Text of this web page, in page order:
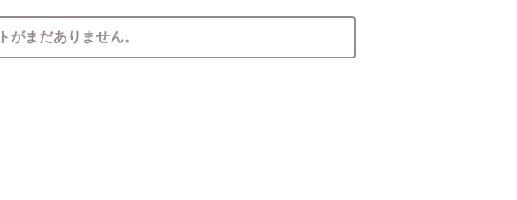
がまだありません。